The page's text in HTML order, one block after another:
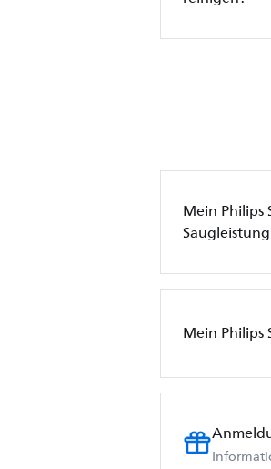
Mein Philips
Saugleistung
Mein